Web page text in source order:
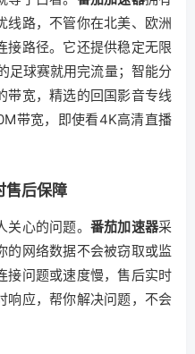
线路，不管你在北美、欧洲
接路径。它还提供稳定无限
足球赛就用完流量；智能分
带宽，精选的回国影音专线
带宽，即使看4K高清直播
售后保障
心的问题。 番茄加速器采
的网络数据不会被窃取或监
接问题或速度慢，售后实时
应，帮你解决问题，不会